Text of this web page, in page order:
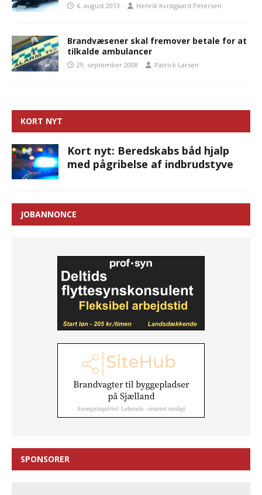
6. august 2013 Henrik Kvistgaard Petersen
Brandvæsener skal fremover betale for at
tilkalde ambulancer
29. september 2008 Patrick Larsen
KORT NYT
Kort nyt: Beredskabs båd hjalp
med pågribelse af indbrudstyve
JOBANNONCE
SPONSORER